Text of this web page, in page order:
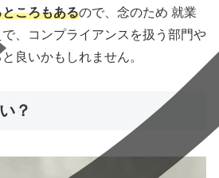
ころもあるので、念のため 就業
、コンプライアンスを扱う部門や
良いかもしれません。
？